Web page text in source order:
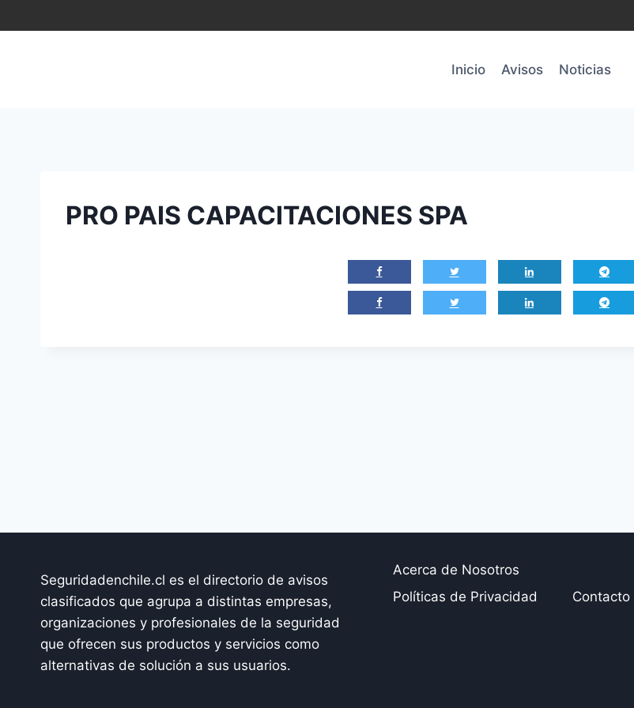
al
Inicio
Avisos Noticias
PRO PAIS CAPACITACIONES SPA
Seguridadenchile.cl es el directorio de avisos
clasificados que agrupa a distintas empresas,
organizaciones y profesionales de la seguridad
que ofrecen sus productos y servicios como
alternativas de solución a sus usuarios.
Acerca de Nosotros
Políticas de Privacidad
Contacto